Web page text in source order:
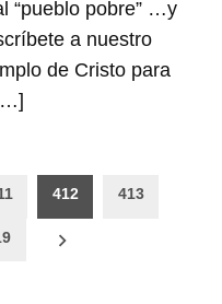
“pueblo pobre” …y
a nuestro
de Cristo para
412 413